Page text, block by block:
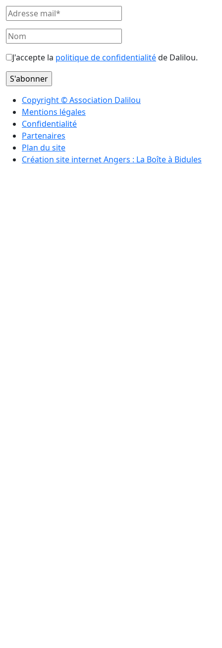
J'accepte la politique de confidentialitéde Dalilou.
Copyright © Association Dalilou
Mentions légales
Confidentialité
Partenaires
Plan du site
Création site internet Angers : La Boîte à Bidules